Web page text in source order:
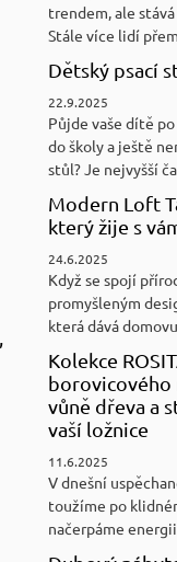
trendem, ale
Stále více lidí
Dětský psací
22.9.2025
Půjde vaše dítě
do školy a ještě
stůl? Je nejvyšší
Modern Loft
který žije s
24.6.2025
Když se spojí
promyšleným
která dává
Kolekce
borovicového
vůně dřeva a
vaší ložnice
11.6.2025
V dnešní
toužíme po
načerpáme